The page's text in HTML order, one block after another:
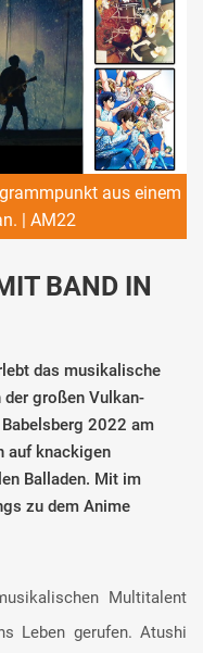
aus einem
| AM22
BAND IN
das musikalische
großen Vulkan-
2022 am
auf knackigen
Balladen. Mit im
zu dem Anime
Multitalent
Leben gerufen. Atushi